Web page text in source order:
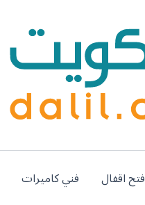
فتح اقفال فني كاميرات